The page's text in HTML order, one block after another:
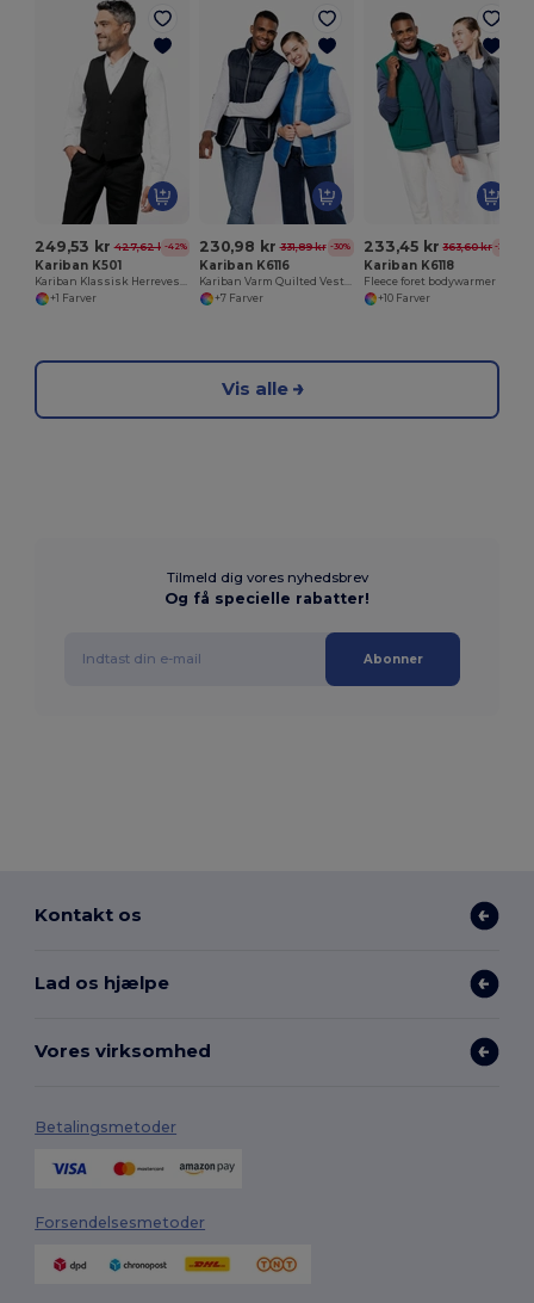
249,53 kr 427,62 kr-42%
Kariban K501
+1 Farver
230,98 kr 331,89 kr -30%
Kariban K6116
+7 Farver
233,45 kr 363,60 kr -36%
Kariban K6118
Fleece foret bodywarmer
+10 Farver
Vis alle
Tilmeld dig vores nyhedsbrev
Og få specielle rabatter!
Abonner
Kontakt os
Lad os hjælpe
Vores virksomhed
Betalingsmetoder
Forsendelsesmetoder